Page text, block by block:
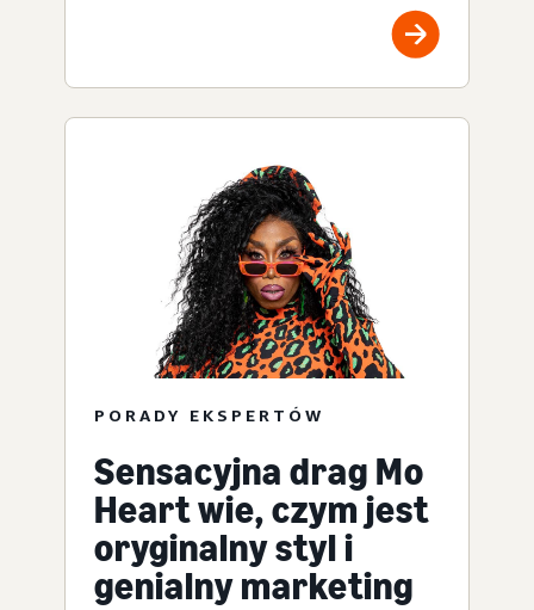
PORADY EKSPERTÓW
Sensacyjna drag Mo
Heart wie, czym jest
oryginalny styl i
genialny marketing